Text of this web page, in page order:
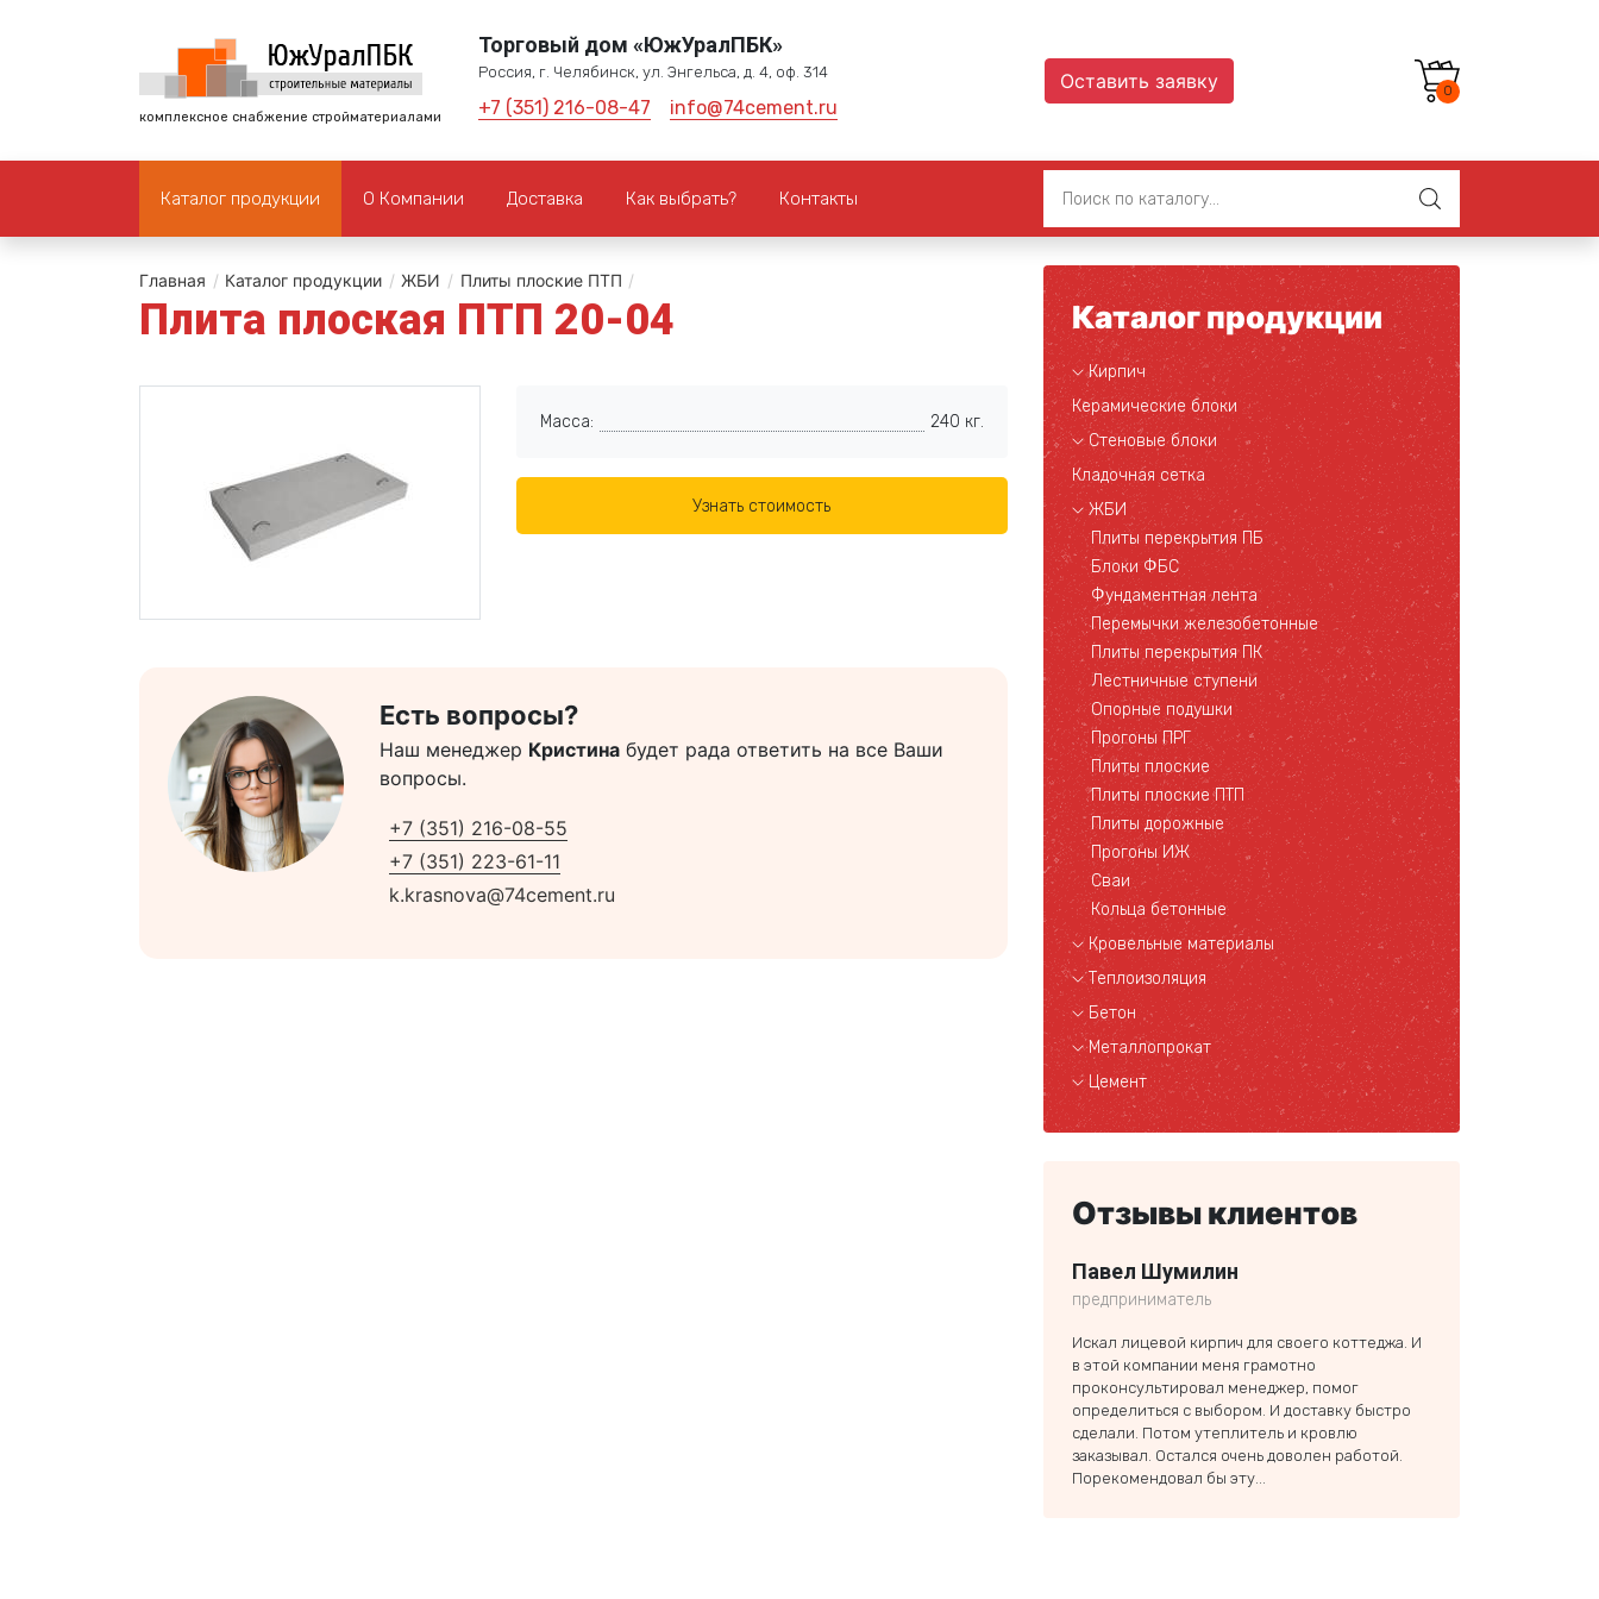
комплексное снабжение стройматериалами
Торговый дом «ЮжУралПБК»
Россия, г. Челябинск, ул. Энгельса, д. 4, оф. 314
+7 (351) 216-08-47 info@74cement.ru
Оставить заявку 0
Каталог продукции О Компании Доставка Как выбрать? Контакты
Главная / Каталог продукции / ЖБИ / Плиты плоские ПТП /
Плита плоская ПТП 20-04
Масса: 240 кг.
Узнать стоимость
Есть вопросы?
Наш менеджер Кристина будет рада ответить на все Ваши
вопросы.
+7 (351) 216-08-55
+7 (351) 223-61-11
k.krasnova@74cement.ru
Каталог продукции
Кирпич
Керамические блоки
Стеновые блоки
Кладочная сетка
ЖБИ
Плиты перекрытия ПБ
Блоки ФБС
Фундаментная лента
Перемычки железобетонные
Плиты перекрытия ПК
Лестничные ступени
Опорные подушки
Прогоны ПРГ
Плиты плоские
Плиты плоские ПТП
Плиты дорожные
Прогоны ИЖ
Сваи
Кольца бетонные
Кровельные материалы
Теплоизоляция
Бетон
Металлопрокат
Цемент
Отзывы клиентов
Павел Шумилин
предприниматель
Искал лицевой кирпич для своего коттеджа. И
в этой компании меня грамотно
проконсультировал менеджер, помог
определиться с выбором. И доставку быстро
сделали. Потом утеплитель и кровлю
заказывал. Остался очень доволен работой.
Порекомендовал бы эту...